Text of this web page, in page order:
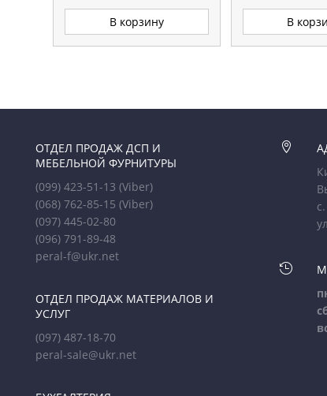
В корзину В
ОТДЕЛ ПРОДАЖ ДСП И
МЕБЕЛЬНОЙ ФУРНИТУРЫ
(099) 423-51-13(Viber)
(068) 762-85-15(Viber)
(097) 445-02-80
(096) 791-89-48
peral-f@ukr.net
ОТДЕЛ ПРОДАЖ МАТЕРИАЛОВ И
УСЛУГ
(097) 487-18-70
peral-sale@ukr.net

